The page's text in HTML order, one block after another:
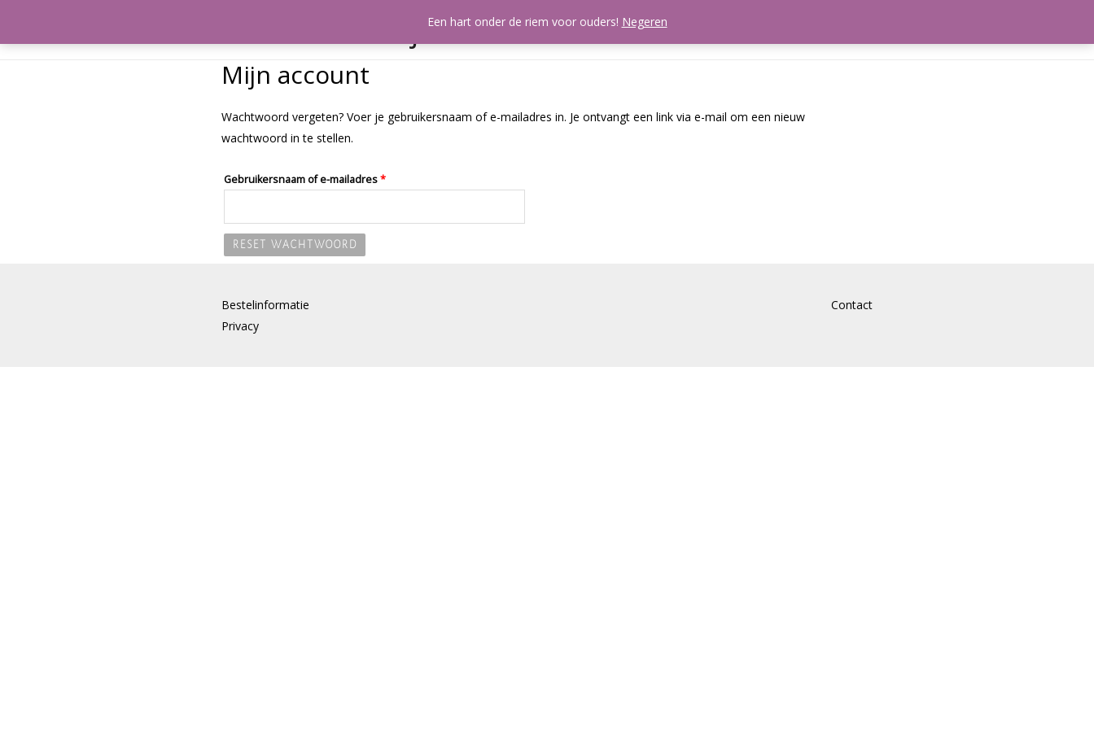
Een hart onder de riem voor ouders! Negeren
Meeleefkaartjes Mijn account
Mijn account
Wachtwoord vergeten? Voer je gebruikersnaam of e-mailadres in. Je ontvangt een link via e-mail om een nieuw
wachtwoord in te stellen.
Gebruikersnaam of e-mailadres*Vereist
RESET WACHTWOORD
Bestelinformatie
Privacy
Contact